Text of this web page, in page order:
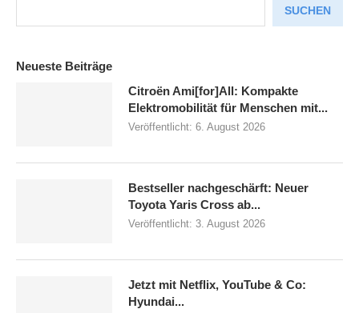
SUCHEN
Neueste Beiträge
Citroën Ami[for]All: Kompakte
Elektromobilität für Menschen mit...
Veröffentlicht: 6. August 2026
Bestseller nachgeschärft: Neuer
Toyota Yaris Cross ab...
Veröffentlicht: 3. August 2026
Jetzt mit Netflix, YouTube & Co:
Hyundai...